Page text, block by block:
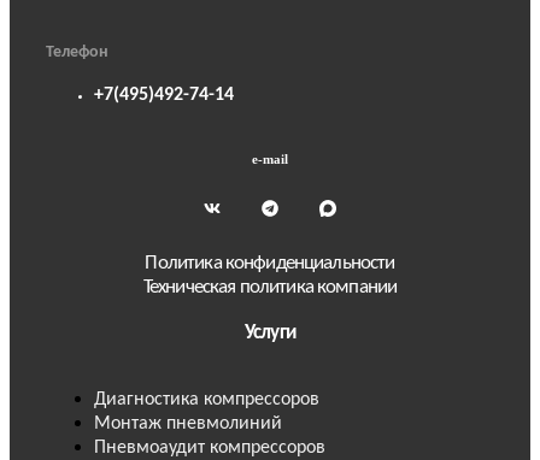
Телефон
+7(495)492-74-14
e-mail
Политика конфиденциальности
Техническая политика компании
Услуги
Диагностика компрессоров
Монтаж пневмолиний
Пневмоаудит компрессоров